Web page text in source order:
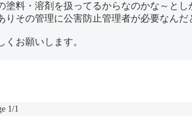
塗料・溶剤を扱ってるからなのかな～とし
りその管理に公害防止管理者が必要なんだ
くお願いします。
1/1